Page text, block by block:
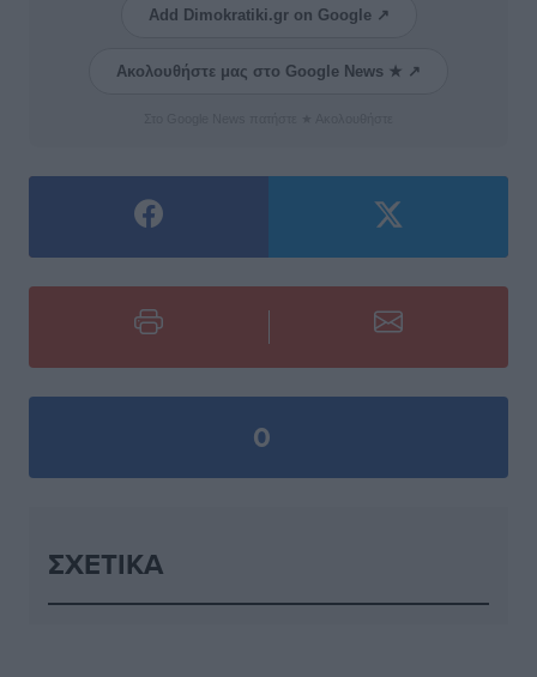
Add Dimokratiki.gr on Google ↗
Ακολουθήστε μας στο Google News ★ ↗
0
ΣΧΕΤΙΚΆ